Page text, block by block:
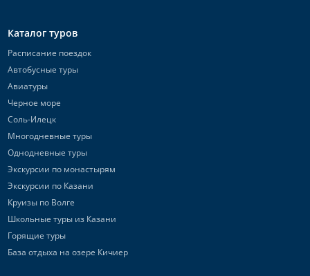
Каталог туров
Расписание поездок
Автобусные туры
Авиатуры
Черное море
Соль-Илецк
Многодневные туры
Однодневные туры
Экскурсии по монастырям
Экскурсии по Казани
Круизы по Волге
Школьные туры из Казани
Горящие туры
База отдыха на озере Кичиер